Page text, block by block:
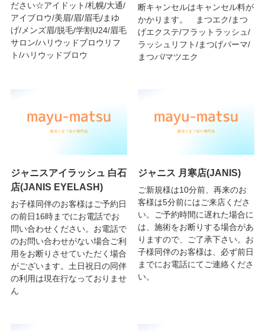
ださい☆アイドット/札幌/大通/
アイブロウ/美眉/眉/眉毛/まゆ
げ/メンズ眉/脱毛/学割U24/眉毛
サロン/ハリウッドブロウリフ
ト/ハリウッドブロウ
断キャンセルはキャンセル料が
かかります。 まつエク/まつ
げエクステ/フラットラッシュ/
ラッシュリフト/まつげパーマ/
まつパ/マツエク
ジャニスアイラッシュ 白石
店(JANIS EYELASH)
お子様同伴のお客様はご予約日
の前日16時までにお電話でお
問い合わせください。お電話で
のお問い合わせがない場合ご利
用をお断りさせていただく場合
がございます。土日祝日の同伴
の利用は現在行なっておりませ
ん
ジャニス 月寒店(JANIS)
ご新規様は10分前、再来のお
客様は5分前にはご来店くださ
い。ご予約時間に遅れた場合に
は、施術をお断りする場合があ
りますので、ご了承下さい。お
子様同伴のお客様は、必ず前日
までにお電話にてご連絡くださ
い。